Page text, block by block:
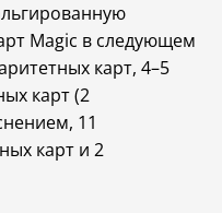
Magic в следующем
карт, 4–5
карт (2
11
карт и 2